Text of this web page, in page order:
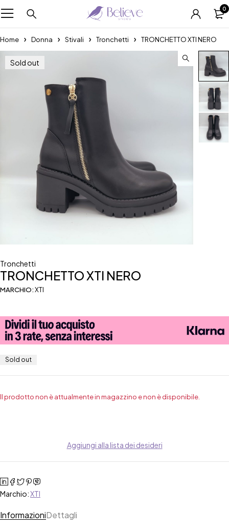
0
Home Donna Stivali Tronchetti TRONCHETTO XTI NERO
Sold out
Tronchetti
TRONCHETTO XTI NERO
MARCHIO:XTI
Sold out
Il prodotto non è attualmente in magazzino e non è disponibile.
Aggiungi alla lista dei desideri
Marchio:XTI
InformazioniDettagli